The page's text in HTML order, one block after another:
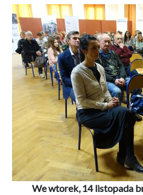
We wtorek, 14 listopada